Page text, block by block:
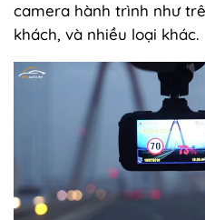
camera hành trình như
khách, và nhiều loại khác.